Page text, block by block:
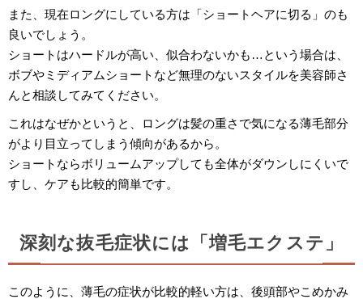
また、現在ロングにしている方は「ショートヘアに切る」のも
良いでしょう。
ショートはハードルが高い、似合わないかも…という場合は、
ボブやミディアムショートなど無理のないスタイルを美容師さ
んと相談してみてください。
これはなぜかというと、ロングは髪の重さで気になる薄毛部分
がより目立ってしまう傾向があるから。
ショートならボリュームアップしても全体がダウンしにくいで
すし、ケアも比較的簡単です。
深刻な抜毛症状には「増毛エクステ」
このように、薄毛の症状が比較的軽い方は、後頭部やこめかみ